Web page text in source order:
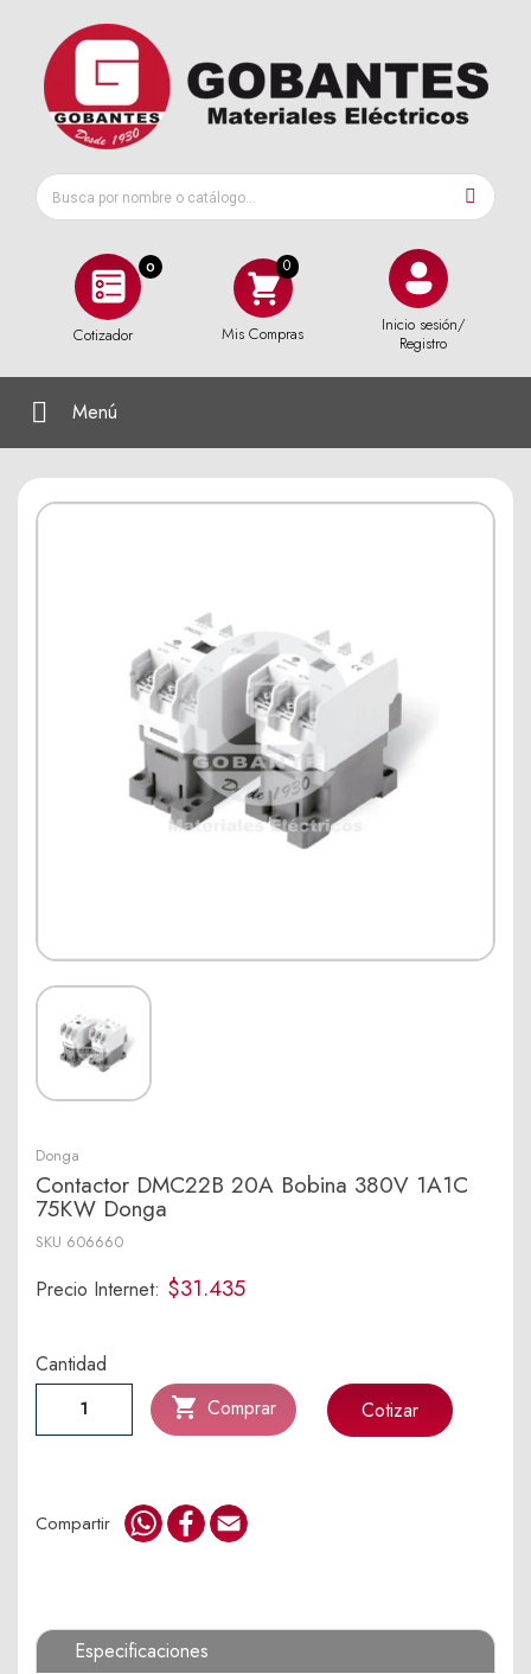
0
Cotizador Mis Compras
Inicio sesión/
Registro
Menú
Donga
Contactor DMC22B 20A Bobina 380V 1A1C
75KW Donga
SKU 606660
Precio Internet: $31.435
Cantidad
 Comprar Cotizar
Compartir WhatsApp
Facebook
Especificaciones